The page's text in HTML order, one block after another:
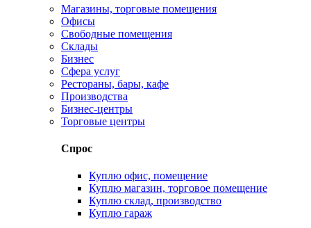
Магазины, торговые помещения
Офисы
Свободные помещения
Склады
Бизнес
Сфера услуг
Рестораны, бары, кафе
Производства
Бизнес-центры
Торговые центры
Спрос
Куплю офис, помещение
Куплю магазин, торговое помещение
Куплю склад, производство
Куплю гараж